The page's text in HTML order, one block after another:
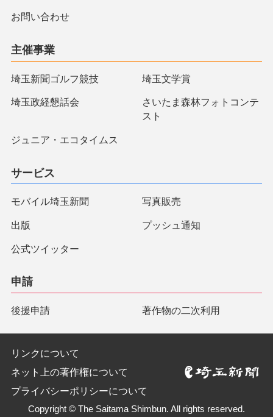
お問い合わせ
主催事業
埼玉新聞ゴルフ競技 埼玉文学賞
埼玉政経懇話会
さいたま森林フォトコンテ
スト
ジュニア・エコタイムス
サービス
モバイル埼玉新聞 写真販売
出版 プッシュ通知
公式ツイッター
申請
後援申請 著作物の二次利用
リンクについて
ネット上の著作権について
プライバシーポリシーについて
Copyright © The Saitama Shimbun. All rights reserved.